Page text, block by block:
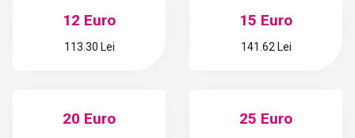
12 Euro
113.30 Lei
15 Euro
141.62 Lei
20 Euro 25 Euro